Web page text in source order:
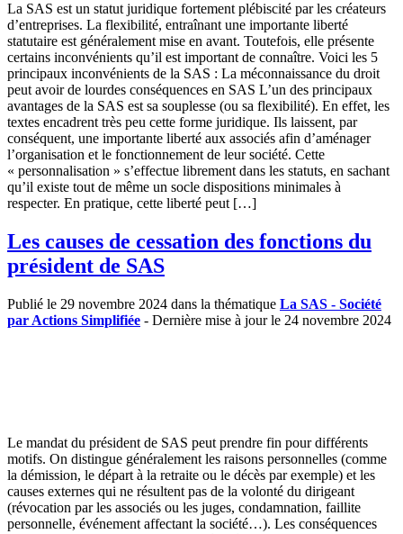
La SAS est un statut juridique fortement plébiscité par les créateurs
d’entreprises. La flexibilité, entraînant une importante liberté
statutaire est généralement mise en avant. Toutefois, elle présente
certains inconvénients qu’il est important de connaître. Voici les 5
principaux inconvénients de la SAS : La méconnaissance du droit
peut avoir de lourdes conséquences en SAS L’un des principaux
avantages de la SAS est sa souplesse (ou sa flexibilité). En effet, les
textes encadrent très peu cette forme juridique. Ils laissent, par
conséquent, une importante liberté aux associés afin d’aménager
l’organisation et le fonctionnement de leur société. Cette
« personnalisation » s’effectue librement dans les statuts, en sachant
qu’il existe tout de même un socle dispositions minimales à
respecter. En pratique, cette liberté peut […]
Les causes de cessation des fonctions du
président de SAS
Publié le 29 novembre 2024 dans la thématique La SAS - Société
par Actions Simplifiée - Dernière mise à jour le 24 novembre 2024
Le mandat du président de SAS peut prendre fin pour différents
motifs. On distingue généralement les raisons personnelles (comme
la démission, le départ à la retraite ou le décès par exemple) et les
causes externes qui ne résultent pas de la volonté du dirigeant
(révocation par les associés ou les juges, condamnation, faillite
personnelle, événement affectant la société…). Les conséquences